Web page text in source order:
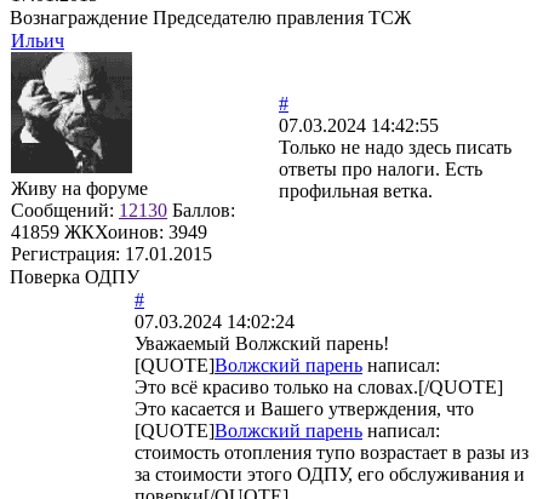
Вознаграждение Председателю правления ТСЖ
Ильич
Живу на форуме
Сообщений: 12130 Баллов:
41859 ЖКХоинов: 3949
Регистрация: 17.01.2015
#
07.03.2024 14:42:55
Только не надо здесь писать
ответы про налоги. Есть
профильная ветка.
Поверка ОДПУ
#
07.03.2024 14:02:24
Уважаемый Волжский парень!
[QUOTE]Волжский парень написал:
Это всё красиво только на словах.[/QUOTE]
Это касается и Вашего утверждения, что
[QUOTE]Волжский парень написал:
стоимость отопления тупо возрастает в разы из
за стоимости этого ОДПУ, его обслуживания и